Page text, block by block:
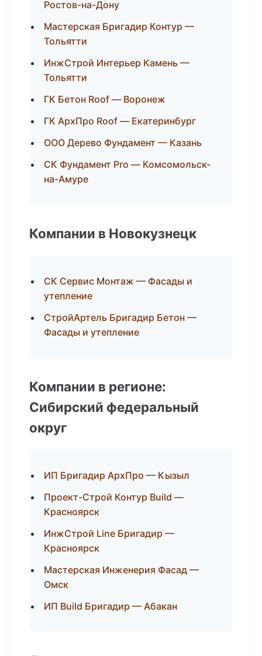
Ростов-на-Дону
Мастерская Бригадир Контур —
Тольятти
ИнжСтрой Интерьер Камень —
Тольятти
ГК Бетон Roof — Воронеж
ГК АрхПро Roof — Екатеринбург
ООО Дерево Фундамент — Казань
СК Фундамент Pro — Комсомольск-
на-Амуре
Компании в Новокузнецк
СК Сервис Монтаж — Фасады и
утепление
СтройАртель Бригадир Бетон —
Фасады и утепление
Компании в регионе:
Сибирский федеральный
округ
ИП Бригадир АрхПро — Кызыл
Проект-Строй Контур Build —
Красноярск
ИнжСтрой Line Бригадир —
Красноярск
Мастерская Инженерия Фасад —
Омск
ИП Build Бригадир — Абакан